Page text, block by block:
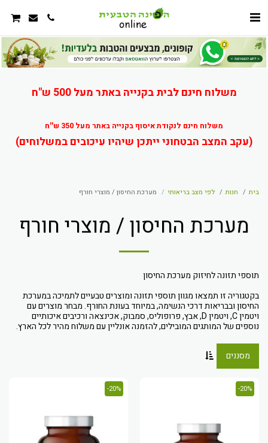
משלוח חינם לבית בקנייה באתר מעל 500 ש"ח
משלוח חינם לנקודת איסוף בקנייה באתר מעל 350 ש''ח
(עקב המצב הבטחוני ייתכן שיהיו עיכובים במשלוחים)
בית חנות לפי מצב בריאותי מערכת החיסון / מוצרי חורף
מערכת החיסון / מוצרי חורף
בקטגוריה זו תמצאו מגוון תוספי תזונה ומוצרים טבעיים לתמיכה במערכת
החיסון ובבריאות דרכי הנשימה, במיוחד בעונת החורף. מבחר מוצרים עם
ויטמין C, ויטמין D, אבץ, פרופוליס, סמבוק, אכינצאה ורכיבים איכותיים
נוספים של המותגים המובילים, להזמנה אונליין עם משלוח מהיר לכל הארץ.
מסננים
20%-
20%-